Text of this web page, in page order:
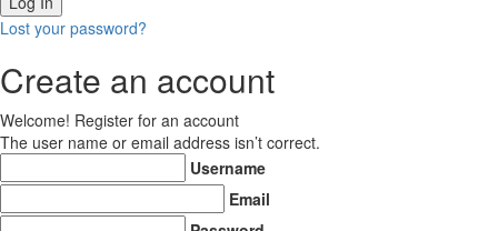
Lost your password?
Create an account
Welcome! Register for an account
The user name or email address isn’t correct.
Username
Email